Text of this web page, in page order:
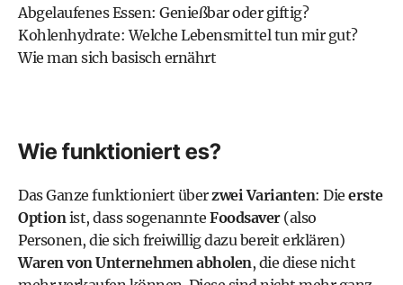
Abgelaufenes Essen: Genießbar oder giftig?
Kohlenhydrate: Welche Lebensmittel tun mir gut?
Wie man sich basisch ernährt
Wie funktioniert es?
Das Ganze funktioniert überzwei Varianten: Die erste
Optionist, dass sogenannte Foodsaver(also
Personen, die sich freiwillig dazu bereit erklären)
Waren von Unternehmen abholen, die diese nicht